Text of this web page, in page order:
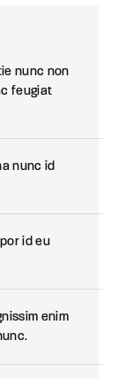
nunc non
feugiat
nunc id
id eu
enim